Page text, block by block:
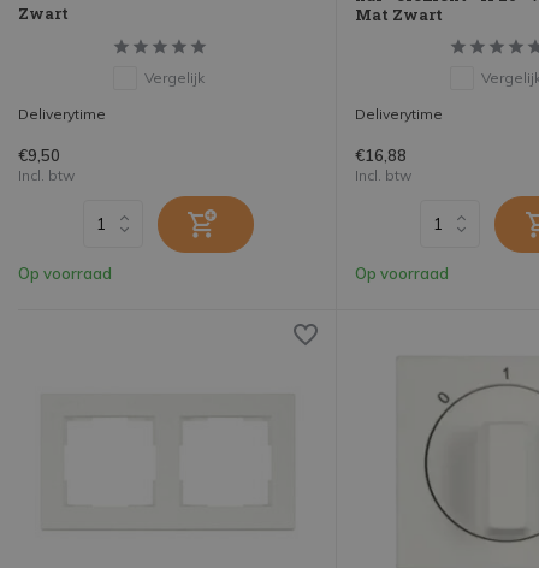
Zwart
Vergelijk
Deliverytime
€9,50
Incl. btw
Op voorraad
Mat Zwart
Deliverytime
€16,88
Incl. btw
Op voorraad